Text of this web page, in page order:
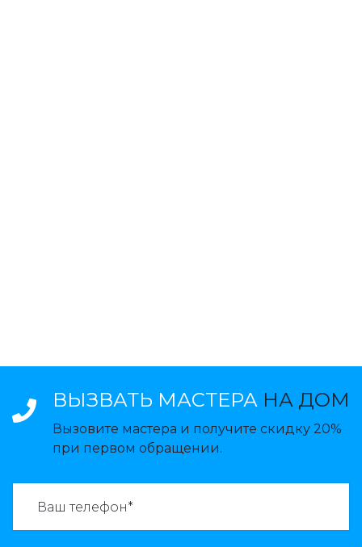
ВЫЗВАТЬ МАСТЕРА НА ДОМ
Вызовите мастера и получите скидку 20%
при первом обращении.